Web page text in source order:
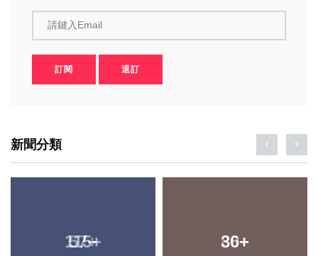
請鍵入Email
訂閱 退訂
新聞分類
57+ 80+
115+ 36+